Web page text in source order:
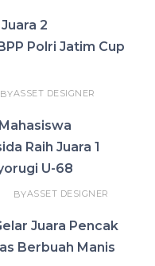
2
Polri Jatim Cup
BYASSET DESIGNER
Raih Juara 1
U-68
BYASSET DESIGNER
Juara Pencak
Berbuah Manis